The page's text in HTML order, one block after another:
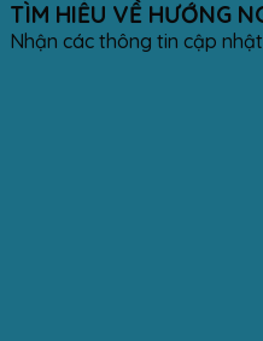
TÌM HIỂU VỀ HƯỚNG
Nhận các thông tin cập